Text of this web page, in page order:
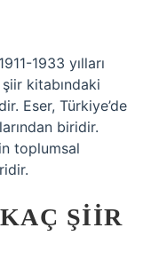
1933 yılları
şiir kitabındaki
Eser, Türkiye’de
biridir.
toplumsal
ŞIIR